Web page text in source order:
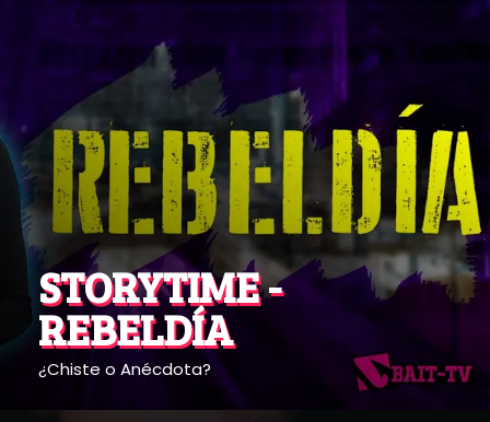
STORYTIME -
REBELDÍA
¿Chiste o Anécdota?